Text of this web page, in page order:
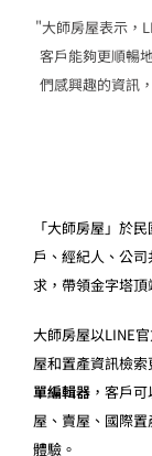
"大師房屋表示，
客戶能夠更順暢
們感興趣的資訊
「大師房屋」於
戶、經紀人、公
求，帶領金字塔
大師房屋以LINE
屋和置產資訊檢
單編輯器 ，客戶
屋、賣屋、國際
體驗。